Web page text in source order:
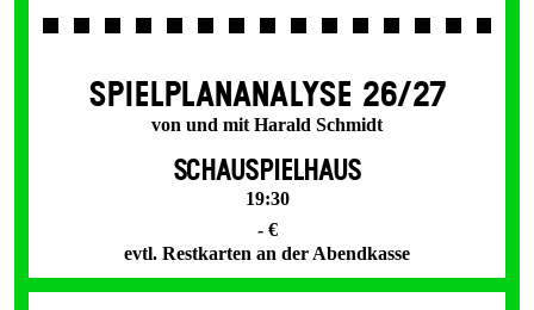
SPIEL­PLAN­ANALYSE 26/27
von und mit Harald Schmidt
SCHAUSPIELHAUS
19:30
- €
evtl. Restkarten an der Abendkasse